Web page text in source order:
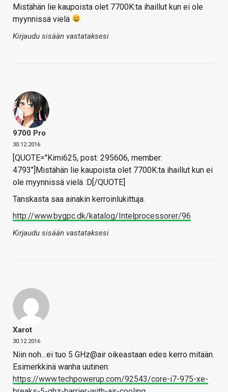
Mistähän lie kaupoista olet 7700K:ta ihaillut kun ei ole
myynnissä vielä
Kirjaudu sisään vastataksesi
9700 Pro
30.12.2016
[QUOTE="Kimi625, post: 295606, member:
4793"]Mistähän lie kaupoista olet 7700K:ta ihaillut kun ei
ole myynnissä vielä :D[/QUOTE]
Tanskasta saa ainakin kerroinlukittuja.
http://www.bygpc.dk/katalog/Intelprocessorer/96
Kirjaudu sisään vastataksesi
Xarot
30.12.2016
Niin noh…ei tuo 5 GHz@air oikeastaan edes kerro mitään.
Esimerkkinä wanha uutinen:
https://www.techpowerup.com/92543/core-i7-975-xe-